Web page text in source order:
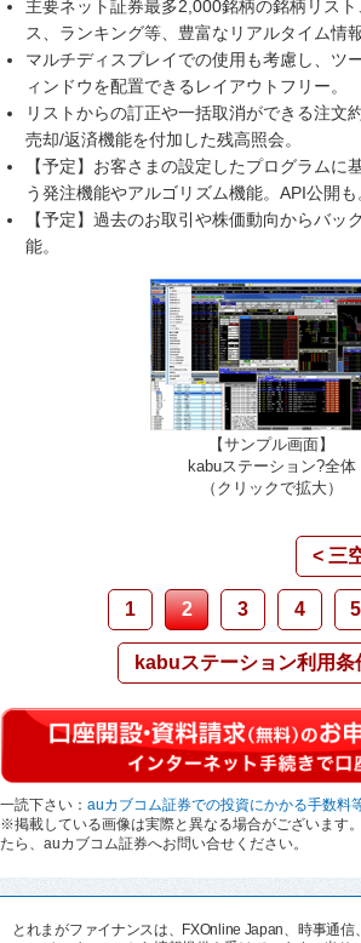
主要ネット証券最多2,000銘柄の銘柄リス
ス、ランキング等、豊富なリアルタイム情
マルチディスプレイでの使用も考慮し、ツ
ィンドウを配置できるレイアウトフリー。
リストからの訂正や一括取消ができる注文
売却/返済機能を付加した残高照会。
【予定】お客さまの設定したプログラムに
う発注機能やアルゴリズム機能。API公開も
【予定】過去のお取引や株価動向からバッ
能。
【サンプル画面】
kabuステーション?全体
（クリックで拡大）
< 三
1 2 3 4 5
kabuステーション利用条
一読下さい： auカブコム証券での投資にかかる手数料
※掲載している画像は実際と異なる場合がございます
たら、auカブコム証券へお問い合せください。
とれまがファイナンスは、FXOnline Japan、時事通